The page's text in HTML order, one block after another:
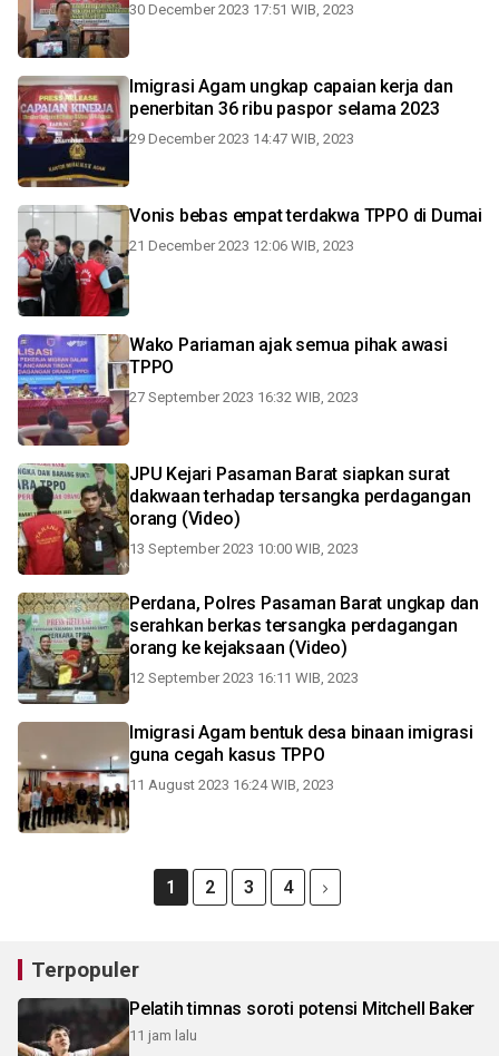
30 December 2023 17:51 WIB, 2023
Imigrasi Agam ungkap capaian kerja dan
penerbitan 36 ribu paspor selama 2023
29 December 2023 14:47 WIB, 2023
Vonis bebas empat terdakwa TPPO di Dumai
21 December 2023 12:06 WIB, 2023
Wako Pariaman ajak semua pihak awasi
TPPO
27 September 2023 16:32 WIB, 2023
JPU Kejari Pasaman Barat siapkan surat
dakwaan terhadap tersangka perdagangan
orang (Video)
13 September 2023 10:00 WIB, 2023
Perdana, Polres Pasaman Barat ungkap dan
serahkan berkas tersangka perdagangan
orang ke kejaksaan (Video)
12 September 2023 16:11 WIB, 2023
Imigrasi Agam bentuk desa binaan imigrasi
guna cegah kasus TPPO
11 August 2023 16:24 WIB, 2023
1 2 3 4
Terpopuler
Pelatih timnas soroti potensi Mitchell Baker
11 jam lalu